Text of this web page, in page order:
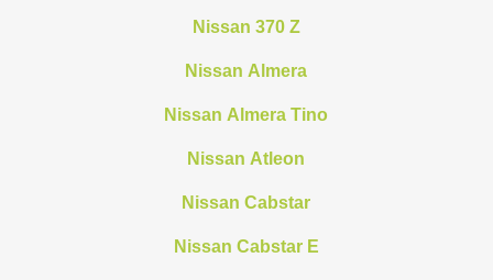
Nissan 370 Z
Nissan Almera
Nissan Almera Tino
Nissan Atleon
Nissan Cabstar
Nissan Cabstar E